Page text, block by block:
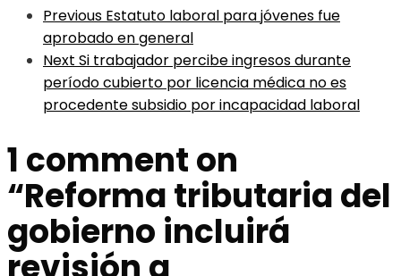
Previous Estatuto laboral para jóvenes fue
aprobado en general
Next Si trabajador percibe ingresos durante
período cubierto por licencia médica no es
procedente subsidio por incapacidad laboral
1 comment on
“Reforma tributaria del
gobierno incluirá